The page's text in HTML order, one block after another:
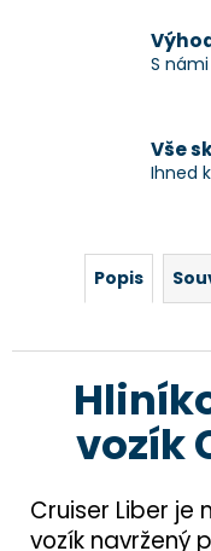
S
Vše
Ihned
Popis
vozík
Cruiser Liber je
vozík navržený